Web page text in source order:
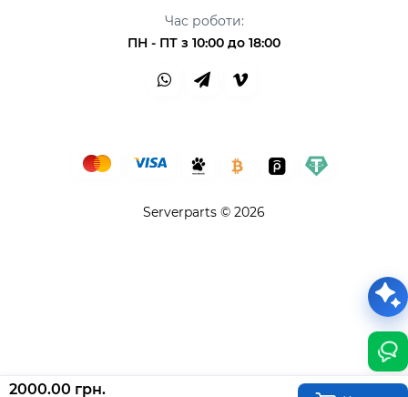
2000.00 грн.
Час роботи:
ПН - ПТ з 10:00 до 18:00
Serverparts © 2026